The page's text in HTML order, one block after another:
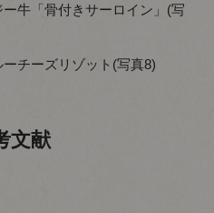
牛「骨付きサーロイン」(写
チーズリゾット(写真8)
文献